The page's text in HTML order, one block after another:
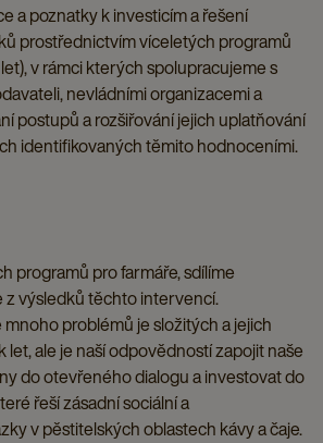
a poznatky k investicím a řešení
prostřednictvím víceletých programů
v rámci kterých spolupracujeme s
nevládními organizacemi a
postupů a rozšiřování jejich uplatňování
identifikovaných těmito hodnoceními.
programů pro farmáře, sdílíme
z výsledků těchto intervencí.
problémů je složitých a jejich
let, ale je naší odpovědností zapojit naše
do otevřeného dialogu a investovat do
řeší zásadní sociální a
v pěstitelských oblastech kávy a čaje.